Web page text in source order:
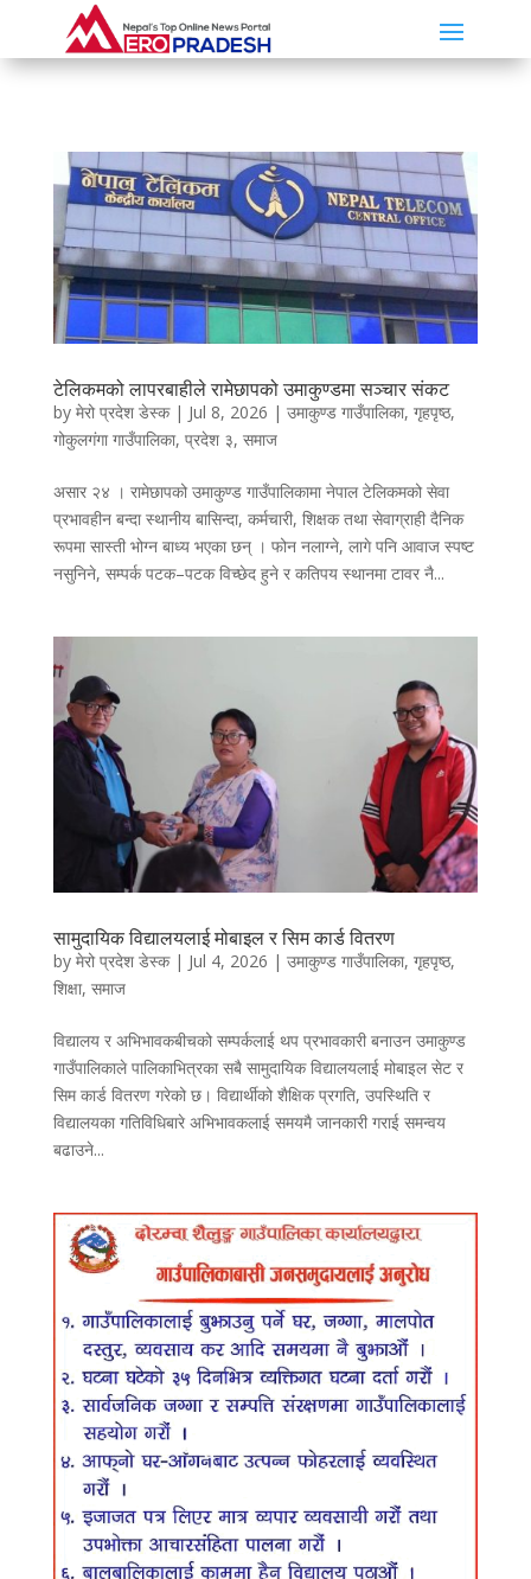
टेलिकमको लापरबाहीले रामेछापको उमाकुण्डमा सञ्चार संकट
by मेरो प्रदेश डेस्क| Jul 8, 2026 | उमाकुण्ड गाउँपालिका, गृहपृष्ठ,
गोकुलगंगा गाउँपालिका, प्रदेश ३, समाज
असार २४ । रामेछापको उमाकुण्ड गाउँपालिकामा नेपाल टेलिकमको सेवा
प्रभावहीन बन्दा स्थानीय बासिन्दा, कर्मचारी, शिक्षक तथा सेवाग्राही दैनिक
रूपमा सास्ती भोग्न बाध्य भएका छन् । फोन नलाग्ने, लागे पनि आवाज स्पष्ट
नसुनिने, सम्पर्क पटक–पटक विच्छेद हुने र कतिपय स्थानमा टावर नै...
सामुदायिक विद्यालयलाई मोबाइल र सिम कार्ड वितरण
by मेरो प्रदेश डेस्क| Jul 4, 2026 | उमाकुण्ड गाउँपालिका, गृहपृष्ठ,
शिक्षा, समाज
विद्यालय र अभिभावकबीचको सम्पर्कलाई थप प्रभावकारी बनाउन उमाकुण्ड
गाउँपालिकाले पालिकाभित्रका सबै सामुदायिक विद्यालयलाई मोबाइल सेट र
सिम कार्ड वितरण गरेको छ। विद्यार्थीको शैक्षिक प्रगति, उपस्थिति र
विद्यालयका गतिविधिबारे अभिभावकलाई समयमै जानकारी गराई समन्वय
बढाउने...